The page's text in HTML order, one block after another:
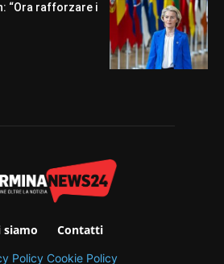
“Ora rafforzare i
siamo Contatti
Policy Cookie Policy